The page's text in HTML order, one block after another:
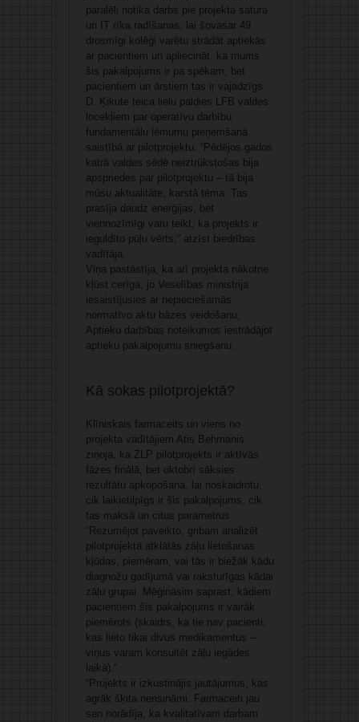
paralēli notika darbs pie projekta satura
un IT rīka radīšanas, lai šovasar 49
drosmīgi kolēģi varētu strādāt aptiekās
ar pacientiem un apliecināt, ka mums
šis pakalpojums ir pa spēkam, bet
pacientiem un ārstiem tas ir vajadzīgs.
D. Ķikute teica lielu paldies LFB valdes
locekļiem par operatīvu darbību
fundamentālu lēmumu pieņemšanā
saistībā ar pilotprojektu. “Pēdējos gados
katrā valdes sēdē neiztrūkstošas bija
apspriedes par pilotprojektu – tā bija
mūsu aktualitāte, karstā tēma. Tas
prasīja daudz enerģijas, bet
viennozīmīgi varu teikt, ka projekts ir
ieguldīto pūļu vērts,” atzīst biedrības
vadītāja.
Viņa pastāstīja, ka arī projekta nākotne
kļūst cerīga, jo Veselības ministrija
iesaistījusies ar nepieciešamās
normatīvo aktu bāzes veidošanu,
Aptieku darbības noteikumos iestrādājot
aptieku pakalpojumu sniegšanu.
Kā sokas pilotprojektā?
Klīniskais farmaceits un viens no
projekta vadītājiem Atis Behmanis
ziņoja, ka ZLP pilotprojekts ir aktīvās
fāzes finālā, bet oktobrī sāksies
rezultātu apkopošana, lai noskaidrotu,
cik laikietilpīgs ir šis pakalpojums, cik
tas maksā un citus parametrus.
“Rezumējot paveikto, gribam analizēt
pilotprojektā atklātās zāļu lietošanas
kļūdas, piemēram, vai tās ir biežāk kādu
diagnožu gadījumā vai raksturīgas kādai
zāļu grupai. Mēģināsim saprast, kādiem
pacientiem šis pakalpojums ir vairāk
piemērots (skaidrs, ka tie nav pacienti,
kas lieto tikai divus medikamentus –
viņus varam konsultēt zāļu iegādes
laikā).“
“Projekts ir izkustinājis jautājumus, kas
agrāk šķita nerisināmi. Farmaceiti jau
sen norādīja, ka kvalitatīvam darbam